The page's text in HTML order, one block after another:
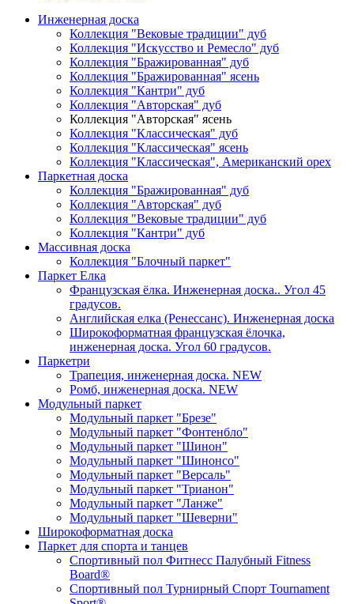
Инженерная доска
Коллекция "Вековые традиции" дуб
Коллекция "Искусство и Ремесло" дуб
Коллекция "Бражированная" дуб
Коллекция "Бражированная" ясень
Коллекция "Кантри" дуб
Коллекция "Авторская" дуб
Коллекция "Авторская" ясень
Коллекция "Классическая" дуб
Коллекция "Классическая" ясень
Коллекция "Классическая", Американский орех
Паркетная доска
Коллекция "Бражированная" дуб
Коллекция "Авторская" дуб
Коллекция "Вековые традиции" дуб
Коллекция "Кантри" дуб
Массивная доска
Коллекция "Блочный паркет"
Паркет Елка
Французская ёлка. Инженерная доска.. Угол 45
градусов.
Английская елка (Ренессанс). Инженерная доска
Широкоформатная французская ёлочка,
инженерная доска. Угол 60 градусов.
Паркетри
Трапеция, инженерная доска. NEW
Ромб, инженерная доска. NEW
Модульный паркет
Модульный паркет "Брезе"
Модульный паркет "Фонтенбло"
Модульный паркет "Шинон"
Модульный паркет "Шинонсо"
Модульный паркет "Версаль"
Модульный паркет "Трианон"
Модульный паркет "Ланже"
Модульный паркет "Шеверни"
Широкоформатная доска
Паркет для спорта и танцев
Спортивный пол Фитнесс Палубный Fitness
Board®
Спортивный пол Турнирный Спорт Tournament